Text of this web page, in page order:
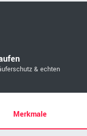
& echten
Merkmale